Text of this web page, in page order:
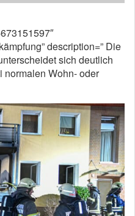
description=” Die
sich deutlich
normalen Wohn- oder